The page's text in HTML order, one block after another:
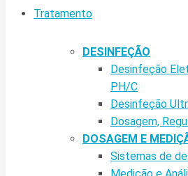
Tratamento
DESINFEÇÃO
Desinfeção
PH/C
Desinfeção
Dosagem,
DOSAGEM E
Sistemas de